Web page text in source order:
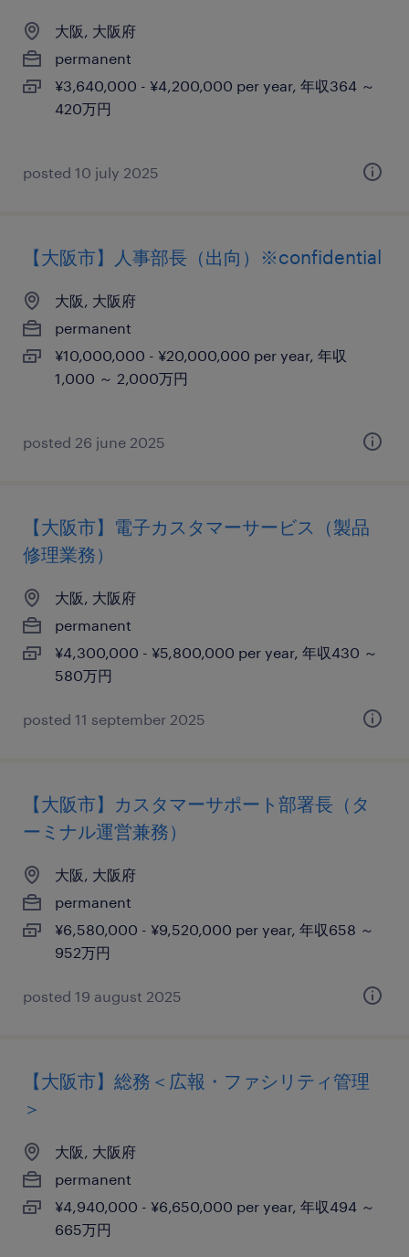
大阪, 大阪府
permanent
¥3,640,000 - ¥4,200,000 per year, 年収364 ～
420万円
posted 10 july 2025
【大阪市】人事部長（出向）※confidential
大阪, 大阪府
permanent
¥10,000,000 - ¥20,000,000 per year, 年収
1,000 ～ 2,000万円
posted 26 june 2025
【大阪市】電子カスタマーサービス（製品
修理業務）
大阪, 大阪府
permanent
¥4,300,000 - ¥5,800,000 per year, 年収430 ～
580万円
posted 11 september 2025
【大阪市】カスタマーサポート部署長（タ
ーミナル運営兼務）
大阪, 大阪府
permanent
¥6,580,000 - ¥9,520,000 per year, 年収658 ～
952万円
posted 19 august 2025
【大阪市】総務＜広報・ファシリティ管理
＞
大阪, 大阪府
permanent
¥4,940,000 - ¥6,650,000 per year, 年収494 ～
665万円